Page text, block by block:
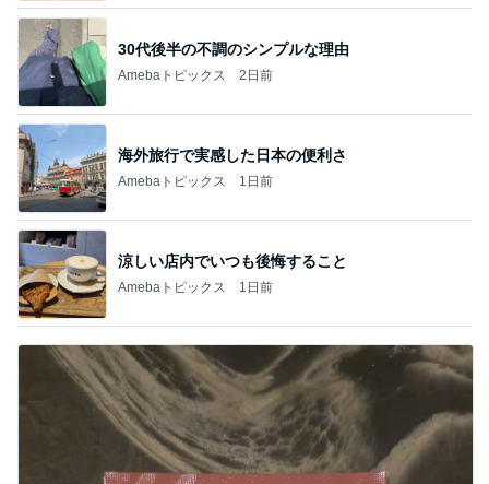
30代後半の不調のシンプルな理由
Amebaトピックス 2日前
海外旅行で実感した日本の便利さ
Amebaトピックス 1日前
涼しい店内でいつも後悔すること
Amebaトピックス 1日前